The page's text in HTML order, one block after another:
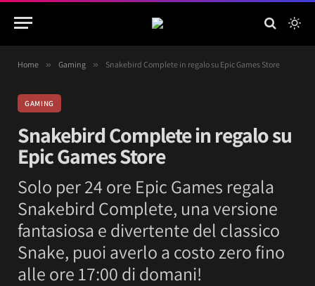
Home » Gaming » Snakebird Complete in regalo su Epic Games Store
GAMING
Snakebird Complete in regalo su
Epic Games Store
Solo per 24 ore Epic Games regala
Snakebird Complete, una versione
fantasiosa e divertente del classico
Snake, puoi averlo a costo zero fino
alle ore 17:00 di domani!